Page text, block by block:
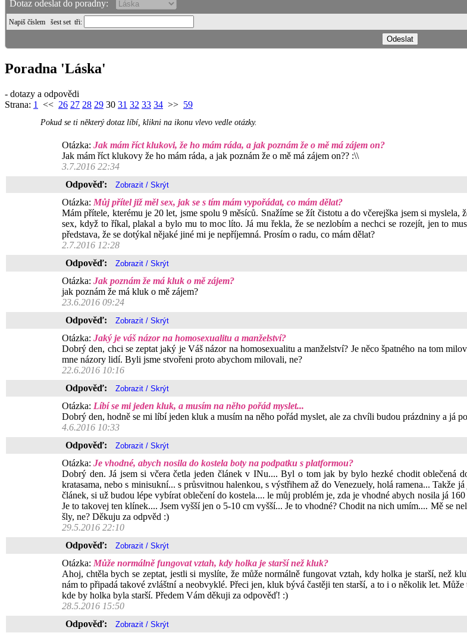
Dotaz odeslat do poradny:
Napiš číslem šest set tři:
Poradna 'Láska'
- dotazy a odpovědi
Strana: 1 << 26 27 28 29 30 31 32 33 34 >> 59
Pokud se ti některý dotaz líbí, klikni na ikonu vlevo vedle otázky.
Otázka: Jak mám říct klukovi, že ho mám ráda, a jak poznám že o mě má zájem on?
Jak mám říct klukovy že ho mám ráda, a jak poznám že o mě má zájem on?? :\\
3.7.2016 22:34
Odpověď:
Otázka: Můj přítel již měl sex, jak se s tím mám vypořádat, co mám dělat?
Mám přítele, kterému je 20 let, jsme spolu 9 měsíců. Snažíme se žít čistotu a do včerejška jsem si
sex, když to říkal, plakal a bylo mu to moc líto. Já mu řekla, že se nezlobím a nechci se rozejít, jen to
představa, že se dotýkal nějaké jiné mi je nepříjemná. Prosím o radu, co mám dělat?
2.7.2016 12:28
Odpověď:
Otázka: Jak poznám že má kluk o mě zájem?
jak poznám že má kluk o mě zájem?
23.6.2016 09:24
Odpověď:
Otázka: Jaký je váš názor na homosexualitu a manželství?
Dobrý den, chci se zeptat jaký je Váš názor na homosexualitu a manželství? Je něco špatného na tom
mne názory lidí. Byli jsme stvořeni proto abychom milovali, ne?
22.6.2016 10:16
Odpověď:
Otázka: Líbí se mi jeden kluk, a musím na něho pořád myslet...
Dobrý den, hodně se mi líbí jeden kluk a musím na něho pořád myslet, ale za chvíli budou prázdniny a já
4.6.2016 10:33
Odpověď:
Otázka: Je vhodné, abych nosila do kostela boty na podpatku s platformou?
Dobrý den. Já jsem si včera četla jeden článek v INu.... Byl o tom jak by bylo hezké chodit
kratasama, nebo s minisukní... s průsvitnou halenkou, s výstřihem až do Venezuely, holá ramena... Takže
článek, si už budou lépe vybírat oblečení do kostela.... le můj problém je, zda je vhodné abych nosila já
Je to takovej ten klínek.... Jsem vyšší jen o 5-10 cm vyšší... Je to vhodné? Chodit na nich umím.... Mě se
šly, ne? Děkuju za odpvěd :)
29.5.2016 22:10
Odpověď:
Otázka: Může normálně fungovat vztah, kdy holka je starší než kluk?
Ahoj, chtěla bych se zeptat, jestli si myslíte, že může normálně fungovat vztah, kdy holka je starší, než
nám to připadá takové zvláštní a neobvyklé. Přeci jen, kluk bývá častěji ten starší, a to i o několik let.
kde by holka byla starší. Předem Vám děkuji za odpověď! :)
28.5.2016 15:50
Odpověď: